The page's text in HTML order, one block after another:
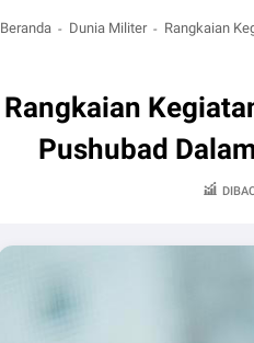
Beranda Dunia Militer
Rangkaian
Rangkaian
Pushubad